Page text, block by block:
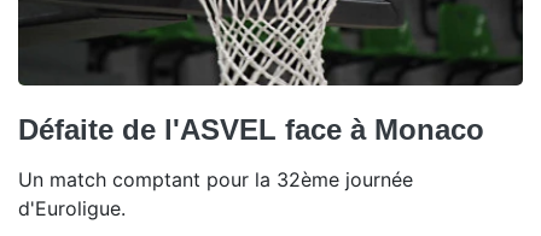
Défaite de l'ASVEL face à Monaco
Un match comptant pour la 32ème journée
d'Euroligue.